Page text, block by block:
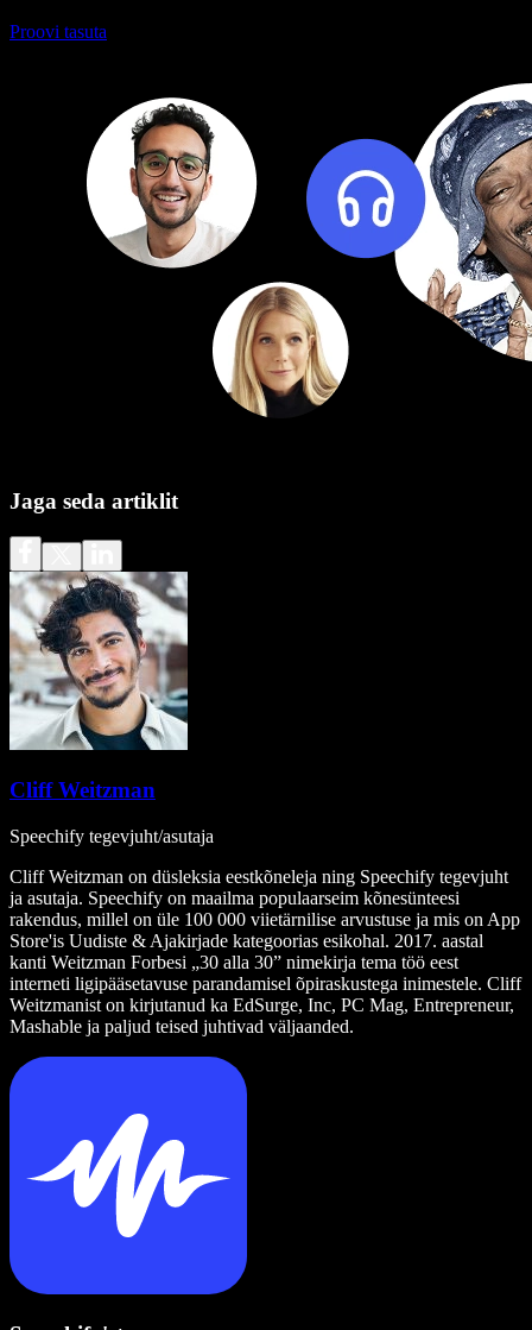
Proovi tasuta
Jaga seda artiklit
Cliff Weitzman
Speechify tegevjuht/asutaja
Cliff Weitzman on düsleksia eestkõneleja ning Speechify tegevjuht
ja asutaja. Speechify on maailma populaarseim kõnesünteesi
rakendus, millel on üle 100 000 viietärnilise arvustuse ja mis on App
Store'is Uudiste & Ajakirjade kategoorias esikohal. 2017. aastal
kanti Weitzman Forbesi „30 alla 30” nimekirja tema töö eest
interneti ligipääsetavuse parandamisel õpiraskustega inimestele. Cliff
Weitzmanist on kirjutanud ka EdSurge, Inc, PC Mag, Entrepreneur,
Mashable ja paljud teised juhtivad väljaanded.